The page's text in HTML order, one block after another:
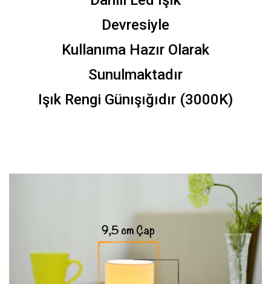
Devresiyle
Kullanıma Hazır Olarak
Sunulmaktadır
Işık Rengi Günışığıdır (3000K)